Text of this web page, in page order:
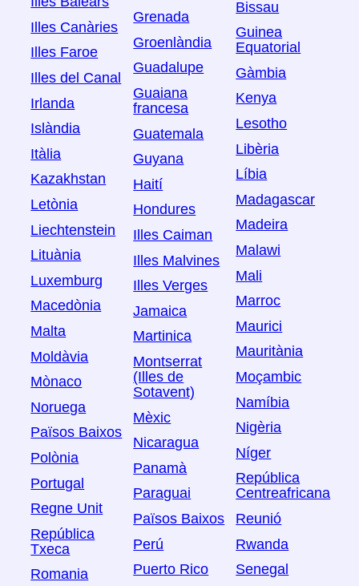
Illes Canàries
Illes Faroe
Illes del Canal
Irlanda
Islàndia
Itàlia
Kazakhstan
Letònia
Liechtenstein
Lituània
Luxemburg
Macedònia
Malta
Moldàvia
Mònaco
Noruega
Països Baixos
Polònia
Portugal
Regne Unit
República
Txeca
Romania
Grenada
Groenlàndia
Guadalupe
Guaiana
francesa
Guatemala
Guyana
Haití
Hondures
Illes Caiman
Illes Malvines
Illes Verges
Jamaica
Martinica
Montserrat
(Illes de
Sotavent)
Mèxic
Nicaragua
Panamà
Paraguai
Països Baixos
Perú
Puerto Rico
Bissau
Guinea
Equatorial
Gàmbia
Kenya
Lesotho
Libèria
Líbia
Madagascar
Madeira
Malawi
Mali
Marroc
Maurici
Mauritània
Moçambic
Namíbia
Nigèria
Níger
República
Centreafricana
Reunió
Rwanda
Senegal